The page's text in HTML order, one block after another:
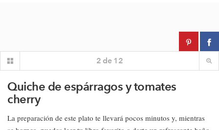
2 de 12
Quiche de espárragos y tomates
cherry
La preparación de este plato te llevará pocos minutos y, mientras